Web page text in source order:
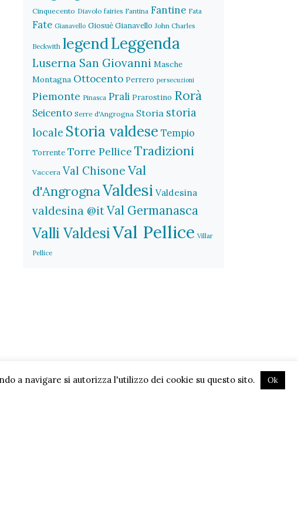
Cinquecento Diavolo fairies Fantina Fantine Fata
Fate Gianavello Giosuè Gianavello John Charles
Beckwith legendLeggenda
Luserna San Giovanni Masche
Montagna Ottocento Perrero persecuzioni
Piemonte Pinasca Prali Prarostino Rorà
Seicento Serre d'Angrogna Storia storia
locale Storia valdese Tempio
Torrente Torre Pellice Tradizioni
Vaccera Val Chisone Val
d'AngrognaValdesi Valdesina
valdesina @itVal Germanasca
Valli ValdesiVal Pellice Villar
Pellice
a navigare si autorizza l'utilizzo dei cookie su questo sito. Ok